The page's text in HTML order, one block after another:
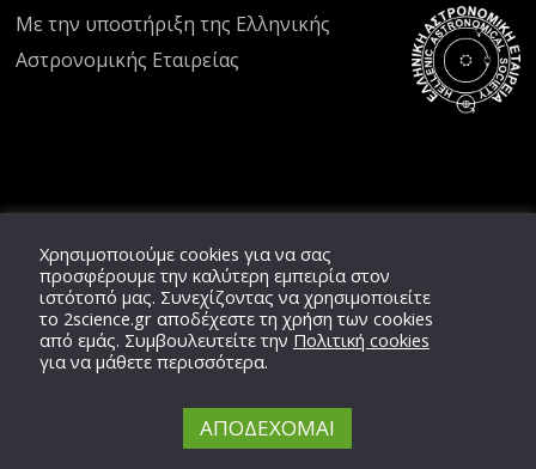
Με την υποστήριξη της Ελληνικής
Αστρονομικής Εταιρείας
Χρησιμοποιούμε cookies για να σας
προσφέρουμε την καλύτερη εμπειρία στον
ιστότοπό μας. Συνεχίζοντας να χρησιμοποιείτε
το 2science.grαποδέχεστε τη χρήση των cookies
από εμάς. Συμβουλευτείτε την Πολιτική cookies
για να μάθετε περισσότερα.
ΑΠΟΔΕΧΟΜΑΙ